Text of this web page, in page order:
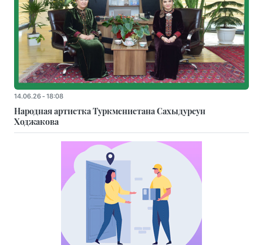
14.06.26 - 18:08
Народная артистка Туркменистана Сахыдурсун
Ходжакова